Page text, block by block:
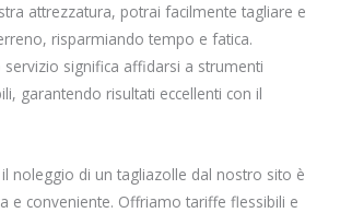
attrezzatura, potrai facilmente tagliare e
risparmiando tempo e fatica.
servizio significa affidarsi a strumenti
garantendo risultati eccellenti con il
noleggio di un tagliazolle dal nostro sito è
e conveniente. Offriamo tariffe flessibili e